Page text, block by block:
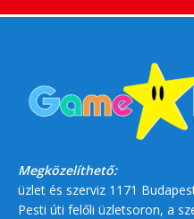
Megközelíthető:
üzlet és szerviz 1171
Pesti úti felőli üzletsoron, a